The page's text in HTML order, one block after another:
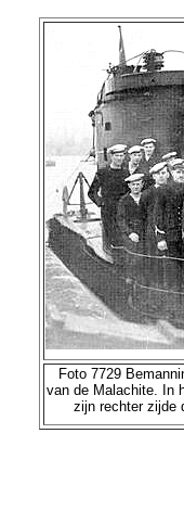
Foto 7729
van de Malachite. In
zijn rechter zijde